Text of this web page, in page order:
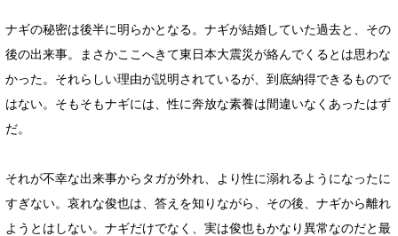
ナギの秘密は後半に明らかとなる。ナギが結婚していた過去と、その
後の出来事。まさかここへきて東日本大震災が絡んでくるとは思わな
かった。それらしい理由が説明されているが、到底納得できるもので
はない。そもそもナギには、性に奔放な素養は間違いなくあったはず
だ。
それが不幸な出来事からタガが外れ、より性に溺れるようになったに
すぎない。哀れな俊也は、答えを知りながら、その後、ナギから離れ
ようとはしない。ナギだけでなく、実は俊也もかなり異常なのだと最